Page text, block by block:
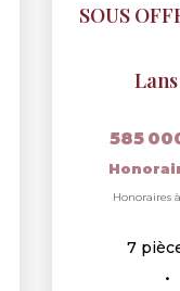
585
Honoraires
7